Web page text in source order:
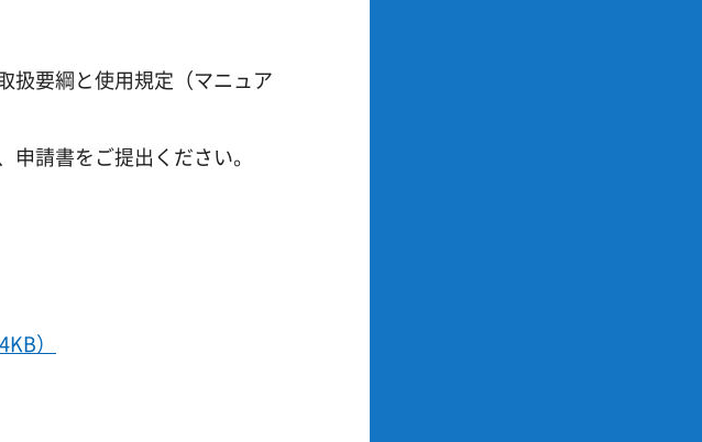
扱要綱と使用規定（マニュア
請書をご提出ください。
）